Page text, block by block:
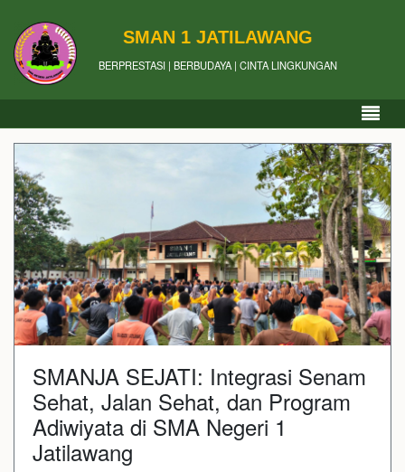
SMAN 1 JATILAWANG
BERPRESTASI | BERBUDAYA | CINTA LINGKUNGAN
SMANJA SEJATI: Integrasi Senam
Sehat, Jalan Sehat, dan Program
Adiwiyata di SMA Negeri 1
Jatilawang